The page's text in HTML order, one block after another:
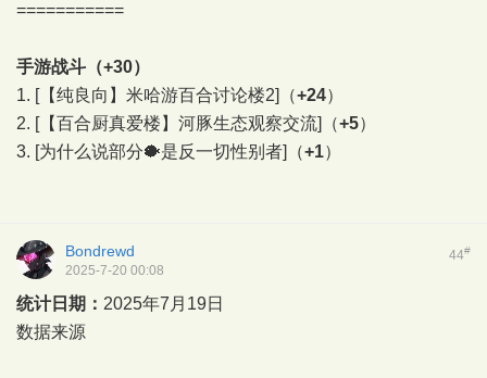
===========
手游战斗（+30）
1. [【纯良向】米哈游百合讨论楼2] （+24）
2. [【百合厨真爱楼】河豚生态观察交流] （+5）
3. [为什么说部分🐡是反一切性别者] （+1）
44#
Bondrewd
2025-7-20 00:08
统计日期： 2025年7月19日
数据来源